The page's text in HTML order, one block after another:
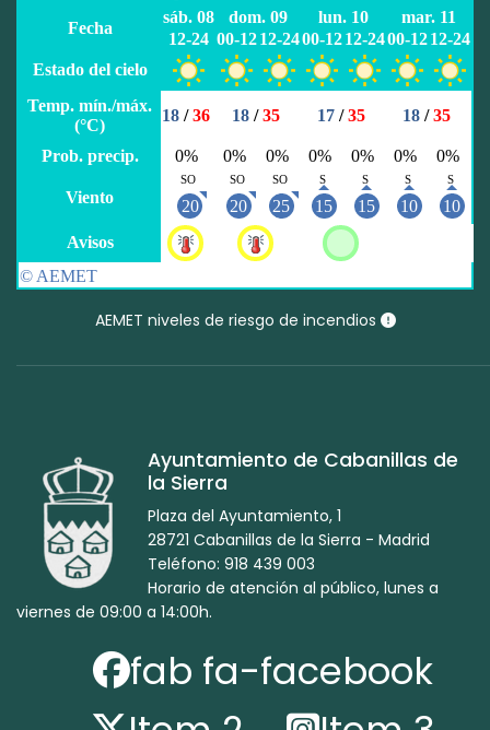
AEMET niveles de riesgo de incendios
Ayuntamiento de Cabanillas de
la Sierra
Plaza del Ayuntamiento, 1
28721 Cabanillas de la Sierra - Madrid
Teléfono: 918 439 003
Horario de atención al público, lunes a
viernes de 09:00 a 14:00h.
fab fa-facebook